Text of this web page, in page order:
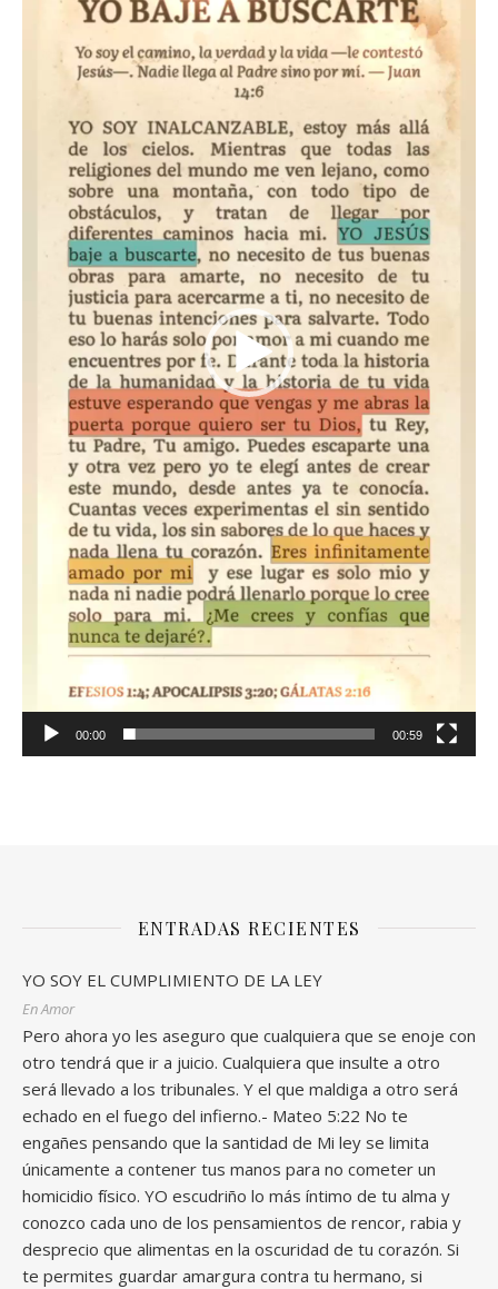
00:00 00:59
ENTRADAS RECIENTES
YO SOY EL CUMPLIMIENTO DE LA LEY
En Amor
Pero ahora yo les aseguro que cualquiera que se enoje con
otro tendrá que ir a juicio. Cualquiera que insulte a otro
será llevado a los tribunales. Y el que maldiga a otro será
echado en el fuego del infierno.- Mateo 5:22 No te
engañes pensando que la santidad de Mi ley se limita
únicamente a contener tus manos para no cometer un
homicidio físico. YO escudriño lo más íntimo de tu alma y
conozco cada uno de los pensamientos de rencor, rabia y
desprecio que alimentas en la oscuridad de tu corazón. Si
te permites guardar amargura contra tu hermano, si